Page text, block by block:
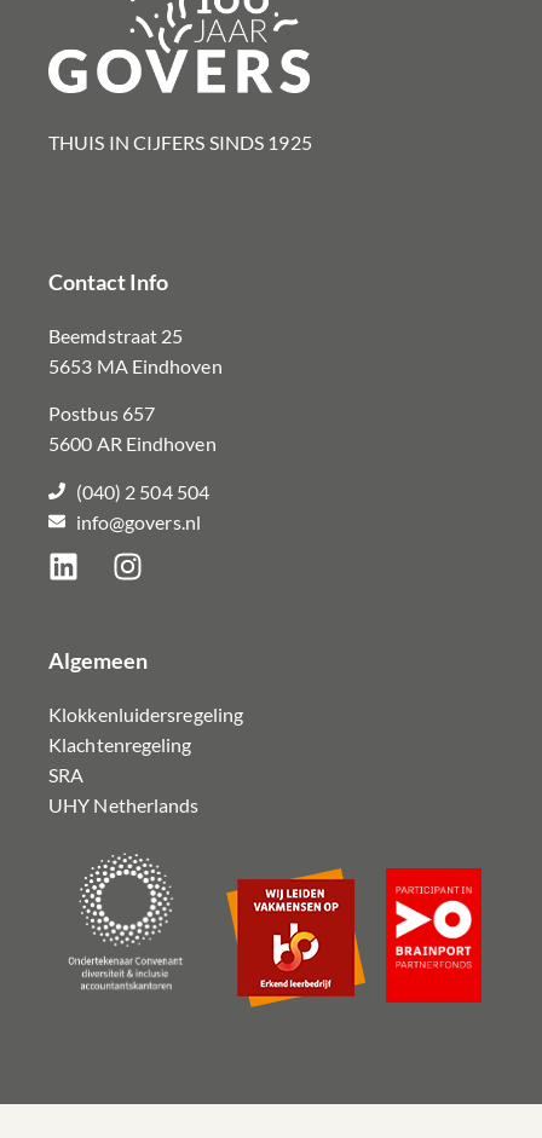
THUIS IN CIJFERS SINDS 1925​
Contact Info
Beemdstraat 25
5653 MA Eindhoven
Postbus 657
5600 AR Eindhoven
(040) 2 504 504
info@govers.nl
Algemeen
Klokkenluidersregeling
Klachtenregeling
SRA
UHY Netherlands